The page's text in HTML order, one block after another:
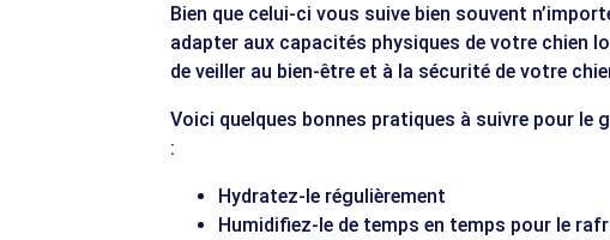
Bien que celui-ci vous suive bien souvent
adapter aux capacités physiques de votre chien
de veiller au bien-être et à la sécurité de votre
Voici quelques bonnes pratiques à suivre pour le
:
Hydratez-le régulièrement
Humidifiez-le de temps en temps pour le